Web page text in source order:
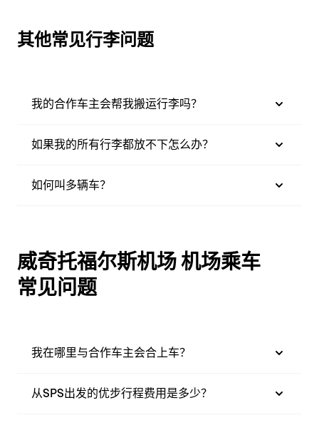
其他常见行李问题
我的合作车主会帮我搬运行李吗？
如果我的所有行李都放不下怎么办？
如何叫多辆车？
威奇托福尔斯机场 机场乘车
常见问题
我在哪里与合作车主会合上车？
从SPS出发的优步行程费用是多少？